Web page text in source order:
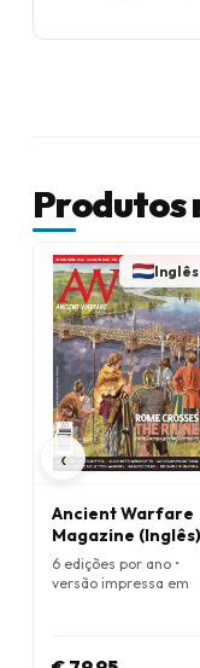
Produtos
‹
Inglês
Ancient Warfare
Magazine (Inglês)
6 edições por ano •
versão impressa em